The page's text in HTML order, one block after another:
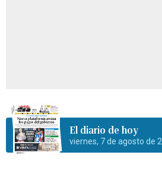
El diario de hoy
viernes, 7 de agosto de